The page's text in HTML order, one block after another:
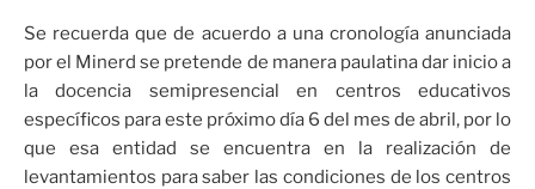
Se recuerda que de acuerdo a una cronología anunciada
por el Minerd se pretende de manera paulatina dar inicio a
la docencia semipresencial en centros educativos
específicos para este próximo día 6 del mes de abril, por lo
que esa entidad se encuentra en la realización de
levantamientos para saber las condiciones de los centros